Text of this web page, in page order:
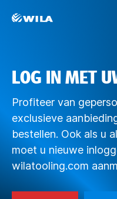
LOG IN MET
Profiteer van
exclusieve
bestellen. Ook als u
moet u nieuwe
wilatooling.com